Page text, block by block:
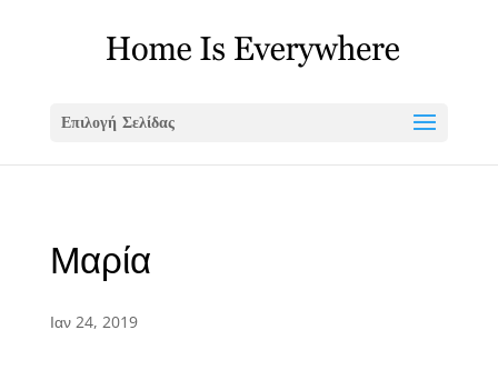
Επιλογή Σελίδας
Μαρία
Ιαν 24, 2019